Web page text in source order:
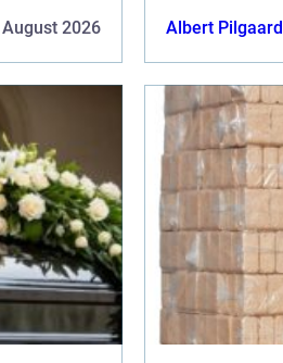
2026 Albert Pilgaard